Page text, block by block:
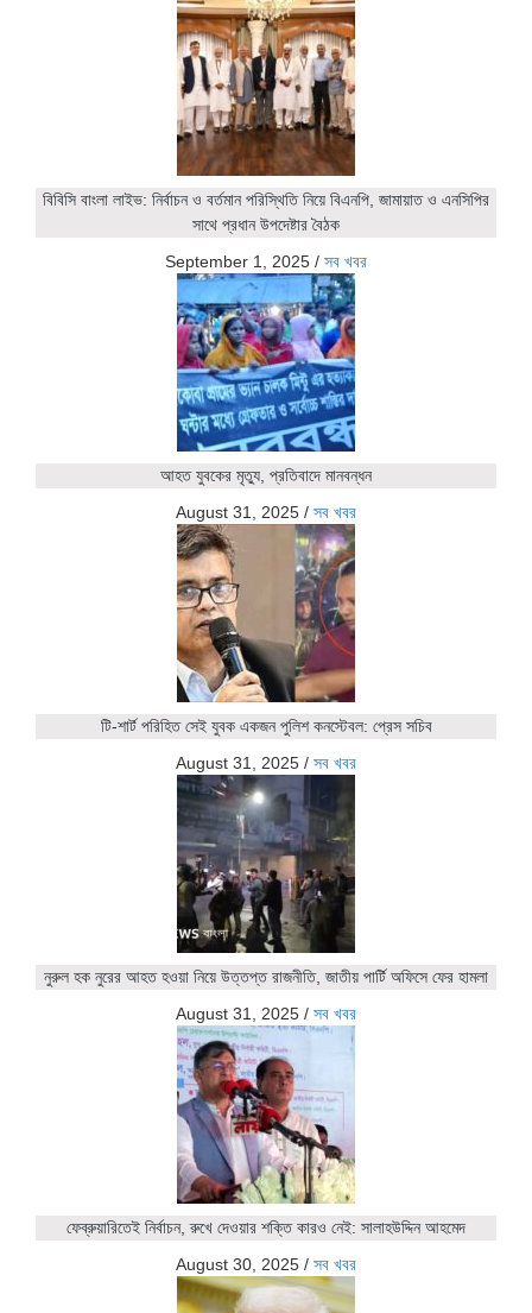
বিবিসি বাংলা লাইভ: নির্বাচন ও বর্তমান পরিস্থিতি নিয়ে বিএনপি, জামায়াত ও এনসিপির
সাথে প্রধান উপদেষ্টার বৈঠক
September 1, 2025 / সব খবর
আহত যুবকের মৃত্যু, প্রতিবাদে মানবন্ধন
August 31, 2025 / সব খবর
টি-শার্ট পরিহিত সেই যুবক একজন পুলিশ কনস্টেবল: প্রেস সচিব
August 31, 2025 / সব খবর
নুরুল হক নুরের আহত হওয়া নিয়ে উত্তপ্ত রাজনীতি, জাতীয় পার্টি অফিসে ফের হামলা
August 31, 2025 / সব খবর
ফেব্রুয়ারিতেই নির্বাচন, রুখে দেওয়ার শক্তি কারও নেই: সালাহউদ্দিন আহমেদ
August 30, 2025 / সব খবর